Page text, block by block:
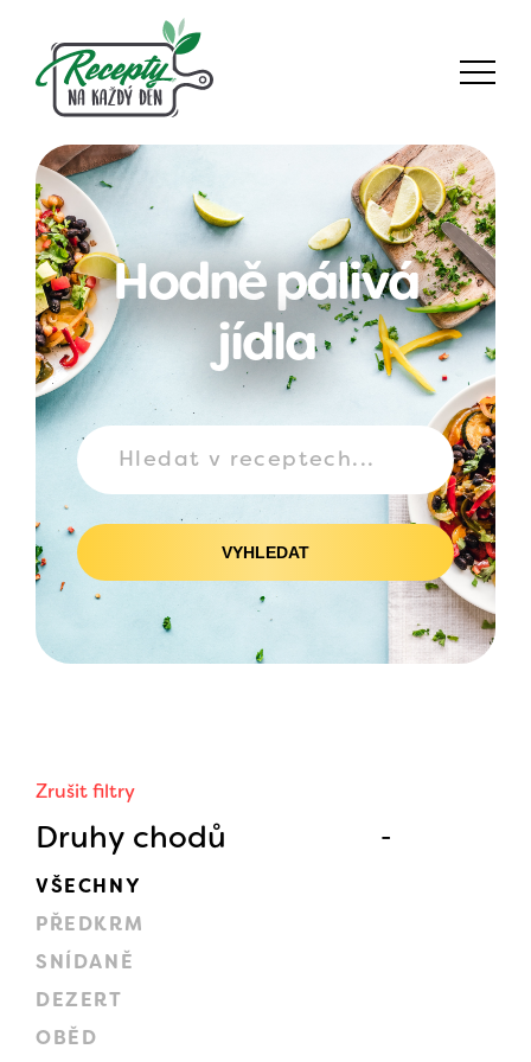
Hodně pálivá
jídla
VYHLEDAT
Zrušit filtry
Druhy chodů
VŠECHNY
PŘEDKRM
SNÍDANĚ
DEZERT
OBĚD